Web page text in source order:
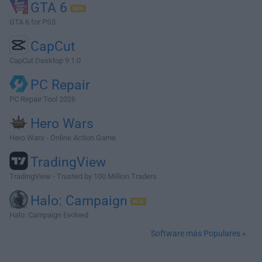
GTA 6
GTA 6 for PS5
CapCut
CapCut Desktop 9.1.0
PC Repair
PC Repair Tool 2026
Hero Wars
Hero Wars - Online Action Game
TradingView
TradingView - Trusted by 100 Million Traders
Halo: Campaign
Halo: Campaign Evolved
Software más Populares »